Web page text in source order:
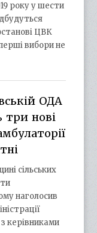
року у шести
ЦВК
вибори не
ОДА
три нові
сільських
наголосив
керівниками